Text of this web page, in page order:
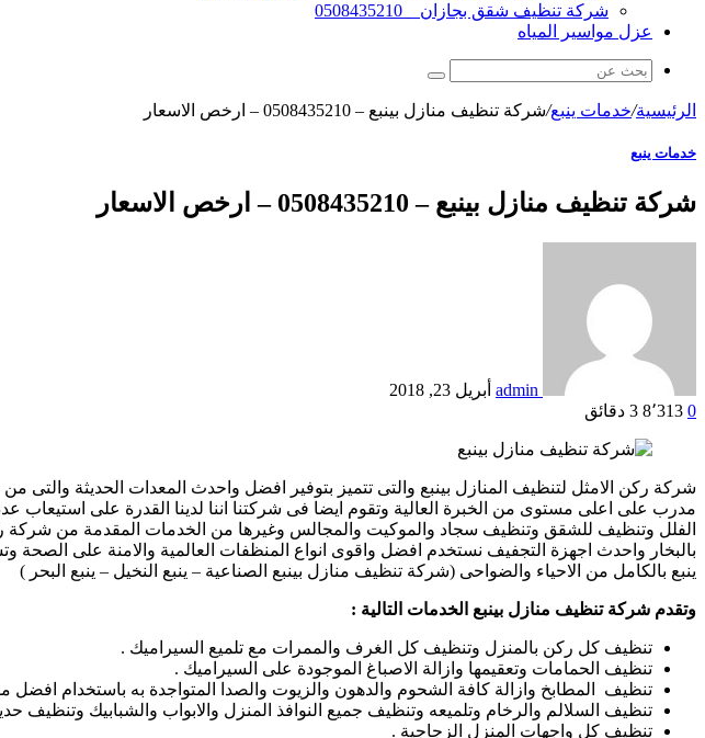
شركة تنظيف شقق بجازان _ 0508435210
عزل مواسير المياه
الرئيسية/خدمات ينبع/شركة تنظيف منازل بينبع – 0508435210 – ارخص الاسعار
خدمات ينبع
شركة تنظيف منازل بينبع – 0508435210 – ارخص الاسعار
admin أبريل 23, 2018
0
3 دقائق
شركة ركن الامثل لتنظيف المنازل بينبع والتى تتميز بتوفير افضل واحدث المعدات الحديثة
مدرب على اعلى مستوى من الخبرة العالية وتقوم ايضا فى شركتنا اننا لدينا القدرة على استيعاب
الفلل وتنظيف للشقق وتنظيف سجاد والموكيت والمجالس وغيرها من الخدمات المقدمة من شركة
بالبخار واحدث اجهزة التجفيف نستخدم افضل واقوى انواع المنظفات العالمية والامنة على
ينبع بالكامل من الاحياء والضواحى (شركة تنظيف منازل بينبع الصناعية – ينبع النخيل – ينبع البحر )
وتقدم شركة تنظيف منازل بينبع الخدمات التالية :
تنظيف كل ركن بالمنزل وتنظيف كل الغرف والممرات مع تلميع السيراميك .
تنظيف الحمامات وتعقيمها وازالة الاصباغ الموجودة على السيراميك .
تنظيف المطابخ وازالة كافة الشحوم والدهون والزيوت والصدا المتواجدة به باستخدام افضل
تنظيف السلالم والرخام وتلميعه وتنظيف جميع النوافذ المنزل والابواب والشبابيك وتنظيف
تنظيف كل واجهات المنزل الزجاجية .